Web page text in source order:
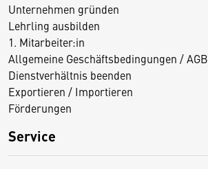
Unternehmen gründen
Lehrling ausbilden
1. Mitarbeiter:in
Allgemeine Geschäftsbedingungen / AGB
Dienstverhältnis beenden
Exportieren / Importieren
Förderungen
Service